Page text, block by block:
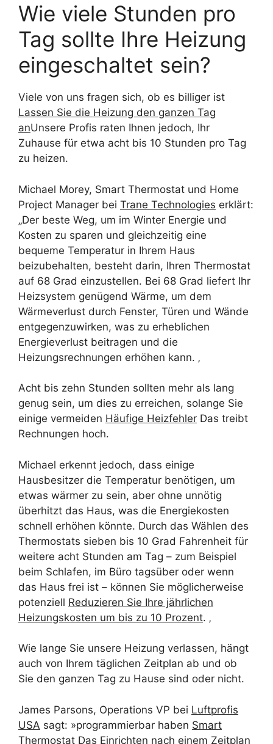
Wie viele Stunden pro
Tag sollte Ihre Heizung
eingeschaltet sein?
Viele von uns fragen sich, ob es billiger ist
Lassen Sie die Heizung den ganzen Tag
anUnsere Profis raten Ihnen jedoch, Ihr
Zuhause für etwa acht bis 10 Stunden pro Tag
zu heizen.
Michael Morey, Smart Thermostat und Home
Project Manager bei Trane Technologies erklärt:
„Der beste Weg, um im Winter Energie und
Kosten zu sparen und gleichzeitig eine
bequeme Temperatur in Ihrem Haus
beizubehalten, besteht darin, Ihren Thermostat
auf 68 Grad einzustellen. Bei 68 Grad liefert Ihr
Heizsystem genügend Wärme, um dem
Wärmeverlust durch Fenster, Türen und Wände
entgegenzuwirken, was zu erheblichen
Energieverlust beitragen und die
Heizungsrechnungen erhöhen kann. ‚
Acht bis zehn Stunden sollten mehr als lang
genug sein, um dies zu erreichen, solange Sie
einige vermeiden Häufige Heizfehler Das treibt
Rechnungen hoch.
Michael erkennt jedoch, dass einige
Hausbesitzer die Temperatur benötigen, um
etwas wärmer zu sein, aber ohne unnötig
überhitzt das Haus, was die Energiekosten
schnell erhöhen könnte. Durch das Wählen des
Thermostats sieben bis 10 Grad Fahrenheit für
weitere acht Stunden am Tag – zum Beispiel
beim Schlafen, im Büro tagsüber oder wenn
das Haus frei ist – können Sie möglicherweise
potenziell Reduzieren Sie Ihre jährlichen
Heizungskosten um bis zu 10 Prozent. ‚
Wie lange Sie unsere Heizung verlassen, hängt
auch von Ihrem täglichen Zeitplan ab und ob
Sie den ganzen Tag zu Hause sind oder nicht.
James Parsons, Operations VP bei Luftprofis
USA sagt: »programmierbar haben Smart
Thermostat Das Einrichten nach einem Zeitplan